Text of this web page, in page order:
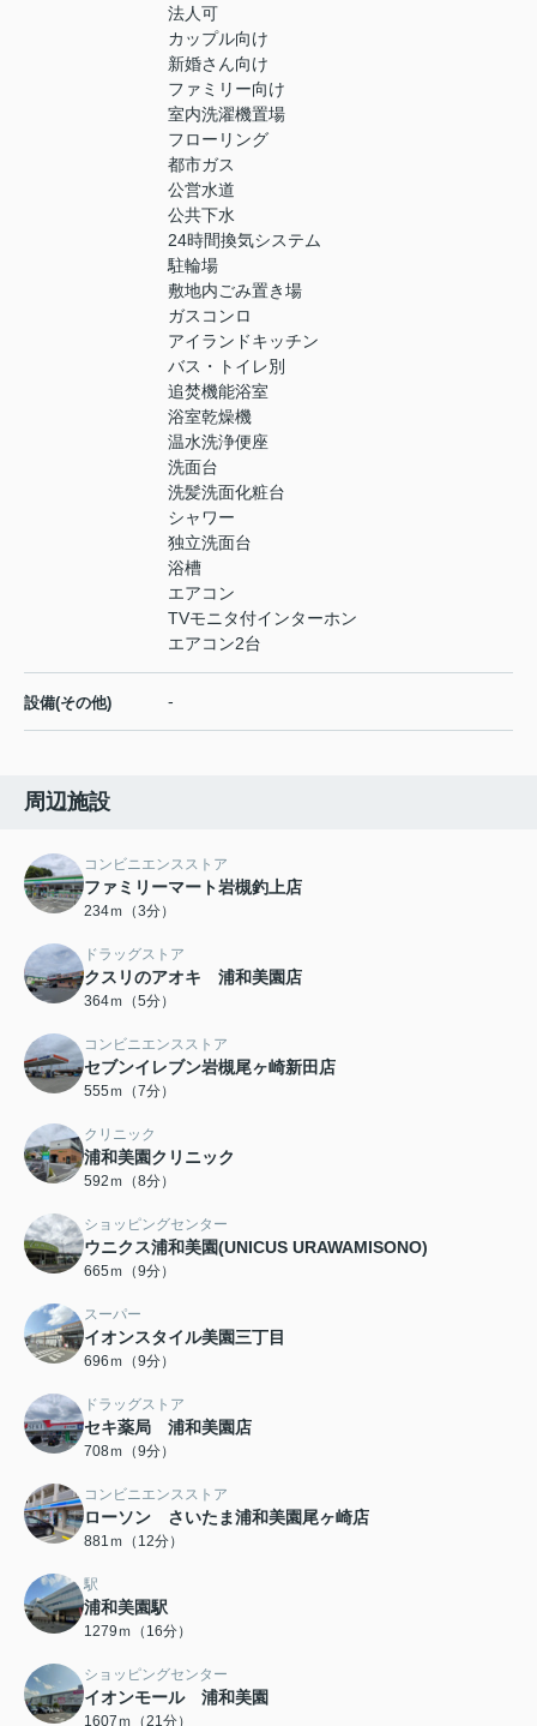
法人可
カップル向け
新婚さん向け
ファミリー向け
室内洗濯機置場
フローリング
都市ガス
公営水道
公共下水
24時間換気システム
駐輪場
敷地内ごみ置き場
ガスコンロ
アイランドキッチン
バス・トイレ別
追焚機能浴室
浴室乾燥機
温水洗浄便座
洗面台
洗髪洗面化粧台
シャワー
独立洗面台
浴槽
エアコン
TVモニタ付インターホン
エアコン2台
設備(その他) -
周辺施設
コンビニエンスストア
ファミリーマート岩槻釣上店
234ｍ（3分）
ドラッグストア
クスリのアオキ 浦和美園店
364ｍ（5分）
コンビニエンスストア
セブンイレブン岩槻尾ヶ崎新田店
555ｍ（7分）
クリニック
浦和美園クリニック
592ｍ（8分）
ショッピングセンター
ウニクス浦和美園(UNICUS URAWAMISONO)
665ｍ（9分）
スーパー
イオンスタイル美園三丁目
696ｍ（9分）
ドラッグストア
セキ薬局 浦和美園店
708ｍ（9分）
コンビニエンスストア
ローソン さいたま浦和美園尾ヶ崎店
881ｍ（12分）
駅
浦和美園駅
1279ｍ（16分）
ショッピングセンター
イオンモール 浦和美園
1607ｍ（21分）